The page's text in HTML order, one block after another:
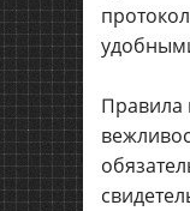
Правила